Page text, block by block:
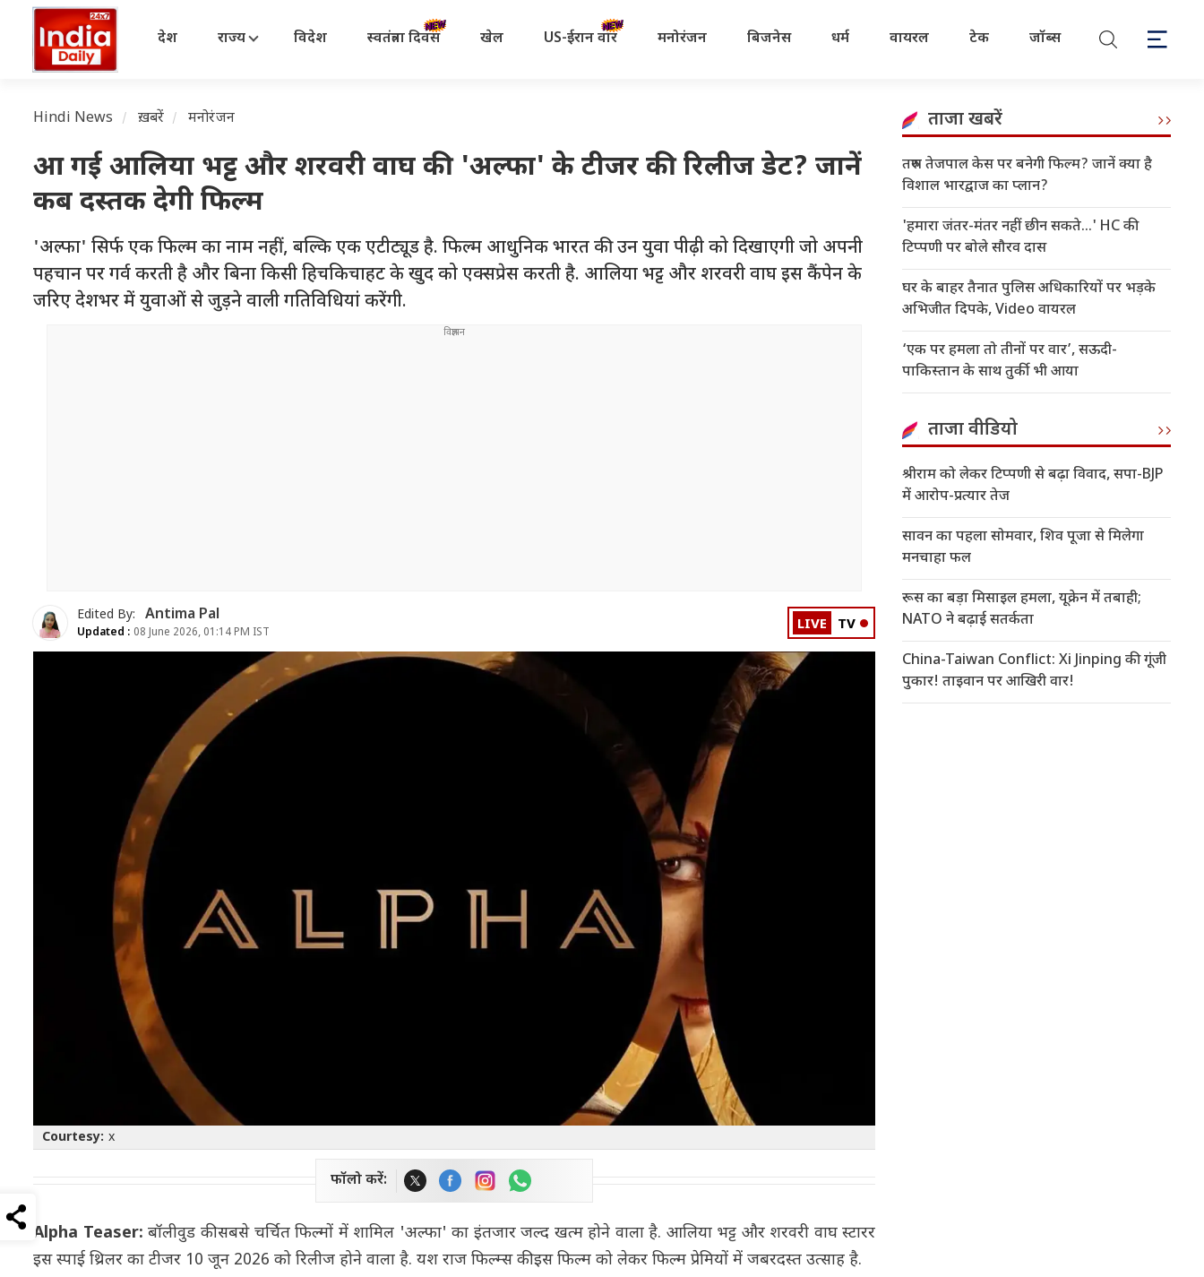
देश राज्य विदेश स्वतंत्रता दिवस खेल US-ईरान वॉर मनोरंजन बिजनेस धर्म वायरल टेक जॉब्स
Hindi News ख़बरें मनोरंजन
आ गई आलिया भट्ट और शरवरी वाघ की 'अल्फा' के टीजर की रिलीज डेट? जानें
कब दस्तक देगी फिल्म
'अल्फा' सिर्फ एक फिल्म का नाम नहीं, बल्कि एक एटीट्यूड है. फिल्म आधुनिक भारत की उन युवा पीढ़ी को दिखाएगी जो अपनी
पहचान पर गर्व करती है और बिना किसी हिचकिचाहट के खुद को एक्सप्रेस करती है. आलिया भट्ट और शरवरी वाघ इस कैंपेन के
जरिए देशभर में युवाओं से जुड़ने वाली गतिविधियां करेंगी.
Edited By: Antima Pal
Updated : 08 June 2026, 01:14 PM IST LIVE TV
Courtesy: x
फॉलो करें:
Alpha Teaser: बॉलीवुड की सबसे चर्चित फिल्मों में शामिल 'अल्फा' का इंतजार जल्द खत्म होने वाला है. आलिया भट्ट और शरवरी वाघ स्टारर
इस स्पाई थ्रिलर का टीजर 10 जून 2026 को रिलीज होने वाला है. यश राज फिल्म्स की इस फिल्म को लेकर फिल्म प्रेमियों में जबरदस्त उत्साह है.
ताजा खबरें
तरुण तेजपाल केस पर बनेगी फिल्म? जानें क्या है
विशाल भारद्वाज का प्लान?
'हमारा जंतर-मंतर नहीं छीन सकते...' HC की
टिप्पणी पर बोले सौरव दास
घर के बाहर तैनात पुलिस अधिकारियों पर भड़के
अभिजीत दिपके, Video वायरल
‘एक पर हमला तो तीनों पर वार’, सऊदी-
पाकिस्तान के साथ तुर्की भी आया
ताजा वीडियो
श्रीराम को लेकर टिप्पणी से बढ़ा विवाद, सपा-BJP
में आरोप-प्रत्यार तेज
सावन का पहला सोमवार, शिव पूजा से मिलेगा
मनचाहा फल
रूस का बड़ा मिसाइल हमला, यूक्रेन में तबाही;
NATO ने बढ़ाई सतर्कता
China-Taiwan Conflict: Xi Jinping की गूंजी
पुकार! ताइवान पर आखिरी वार!